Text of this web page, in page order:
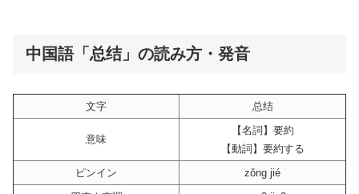
中国語「总结」の読み方・発音
文字 总结
意味
【名詞】要約
【動詞】要約する
ピンイン
zǒng jié